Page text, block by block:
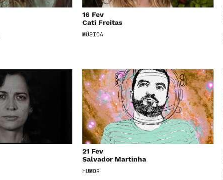
16 Fev
Cati Freitas
MÚSICA
21 Fev
Salvador Martinha
HUMOR